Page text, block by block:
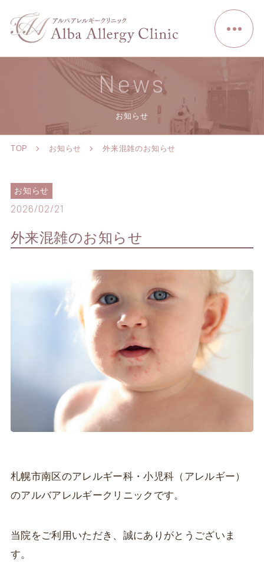
News
お知らせ
TOP お知らせ 外来混雑のお知らせ
お知らせ
2026/02/21
外来混雑のお知らせ
札幌市南区のアレルギー科・小児科（アレルギー）
のアルバアレルギークリニックです。
当院をご利用いただき、誠にありがとうございま
す。